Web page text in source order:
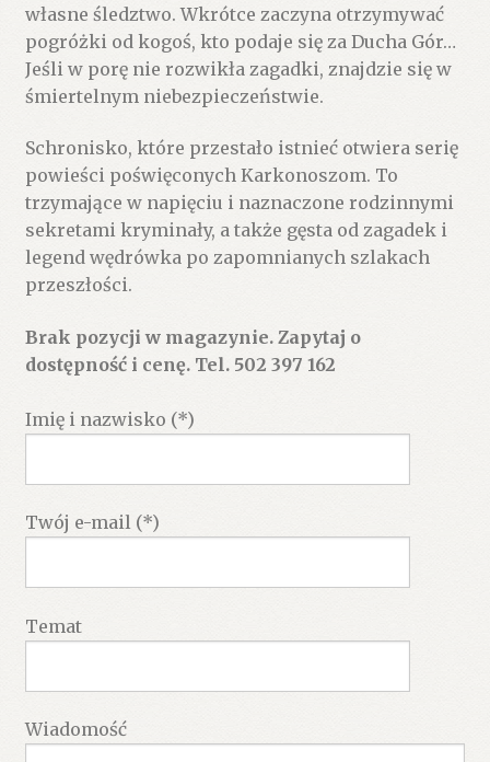
własne śledztwo. Wkrótce zaczyna otrzymywać
pogróżki od kogoś, kto podaje się za Ducha Gór…
Jeśli w porę nie rozwikła zagadki, znajdzie się w
śmiertelnym niebezpieczeństwie.
Schronisko, które przestało istnieć otwiera serię
powieści poświęconych Karkonoszom. To
trzymające w napięciu i naznaczone rodzinnymi
sekretami kryminały, a także gęsta od zagadek i
legend wędrówka po zapomnianych szlakach
przeszłości.
Brak pozycji w magazynie. Zapytaj o
dostępność i cenę. Tel. 502 397 162
Imię i nazwisko (*)
Twój e-mail (*)
Temat
Wiadomość